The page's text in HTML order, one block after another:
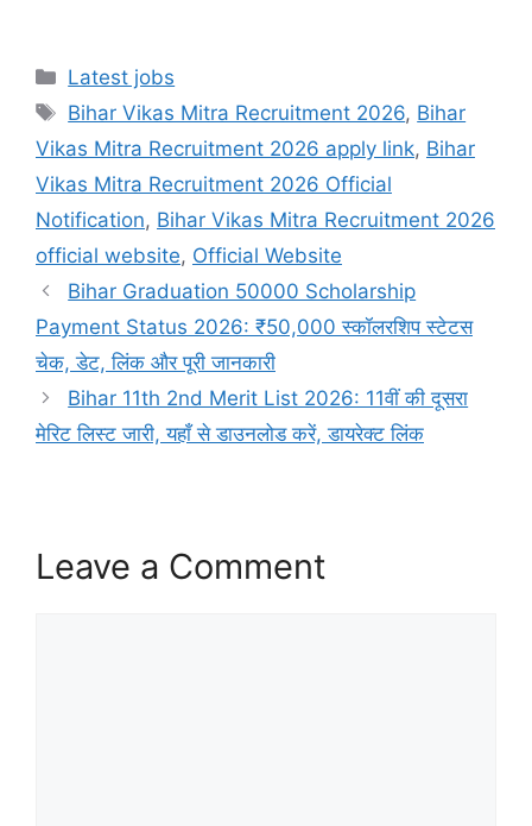
Categories
Latest jobs
Tags
Bihar Vikas Mitra Recruitment 2026, Bihar
Vikas Mitra Recruitment 2026 apply link, Bihar
Vikas Mitra Recruitment 2026 Official
Notification, Bihar Vikas Mitra Recruitment 2026
official website, Official Website
Bihar Graduation 50000 Scholarship
Payment Status 2026: ₹50,000 स्कॉलरशिप स्टेटस
चेक, डेट, लिंक और पूरी जानकारी
Bihar 11th 2nd Merit List 2026: 11वीं की दूसरा
मेरिट लिस्ट जारी, यहाँ से डाउनलोड करें, डायरेक्ट लिंक
Leave a Comment